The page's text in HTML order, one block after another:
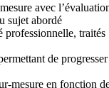
avec
sujet abordé
professionnelle, traités
de progresser
mesure en fonction